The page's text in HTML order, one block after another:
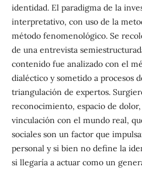
identidad. El paradigma de la
interpretativo, con uso de la
método fenomenológico. Se
de una entrevista
contenido fue analizado con el
dialéctico y sometido a procesos
triangulación de expertos.
reconocimiento, espacio de
vinculación con el mundo real,
sociales son un factor que
personal y si bien no define la
si llegaría a actuar como un